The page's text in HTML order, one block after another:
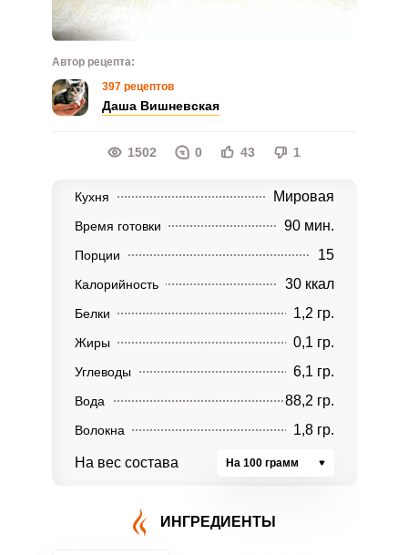
Автор рецепта:
397 рецептов
Даша Вишневская
1502 0 43 1
Кухня Мировая
Время готовки 90 мин.
Порции 15
Калорийность 30 ккал
Белки 1,2 гр.
Жиры 0,1 гр.
Углеводы 6,1 гр.
Вода 88,2 гр.
Волокна 1,8 гр.
На вес состава На 100 грамм
ИНГРЕДИЕНТЫ